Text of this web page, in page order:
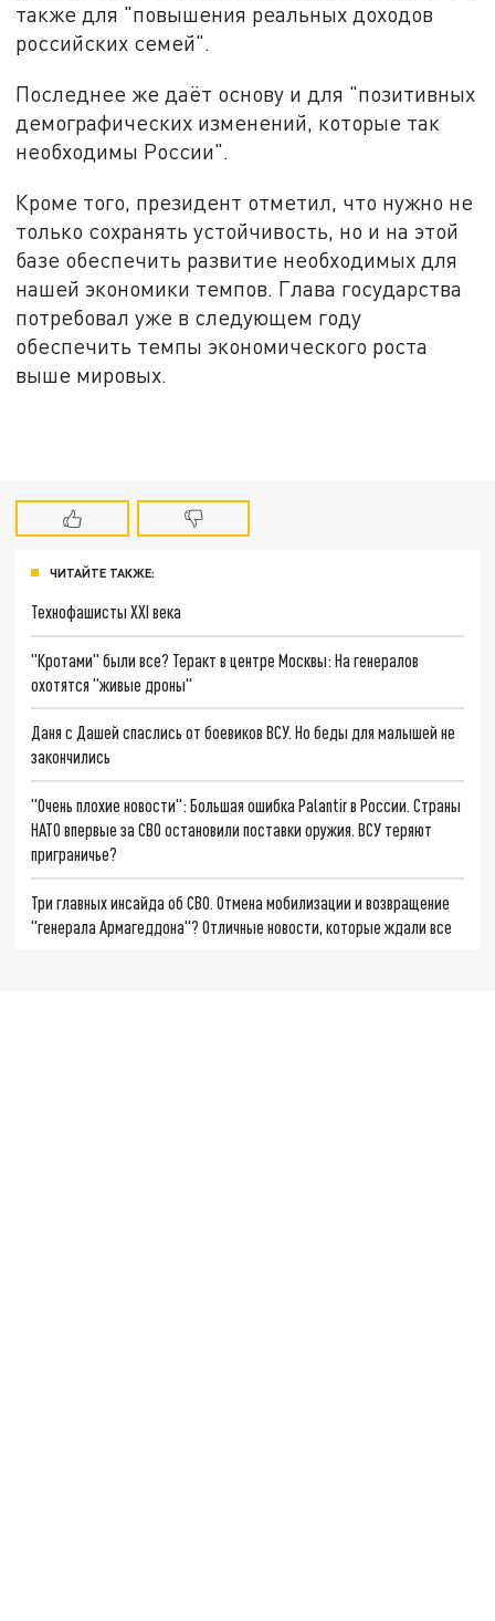
также для "повышения реальных доходов
российских семей".
Последнее же даёт основу и для "позитивных
демографических изменений, которые так
необходимы России".
Кроме того, президент отметил, что нужно не
только сохранять устойчивость, но и на этой
базе обеспечить развитие необходимых для
нашей экономики темпов. Глава государства
потребовал уже в следующем году
обеспечить темпы экономического роста
выше мировых.
ЧИТАЙТЕ ТАКЖЕ:
Технофашисты XXI века
"Кротами" были все? Теракт в центре Москвы: На генералов
охотятся "живые дроны"
Даня с Дашей спаслись от боевиков ВСУ. Но беды для малышей не
закончились
"Очень плохие новости": Большая ошибка Palantir в России. Страны
НАТО впервые за СВО остановили поставки оружия. ВСУ теряют
приграничье?
Три главных инсайда об СВО. Отмена мобилизации и возвращение
"генерала Армагеддона"? Отличные новости, которые ждали все